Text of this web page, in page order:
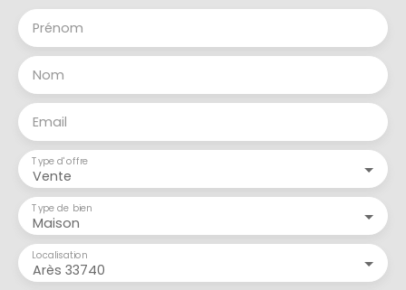
Prénom
Nom
Email
Vente
Type d'offre
Maison
Type de bien
Arès 33740
Localisation